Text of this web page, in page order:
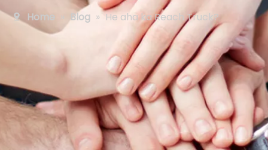
Home » Blog » He aha ka Reach Truck?